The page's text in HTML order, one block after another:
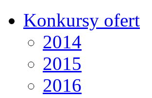
Konkursy ofert
2014
2015
2016